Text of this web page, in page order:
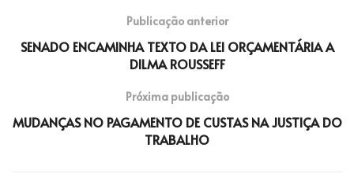
Publicação anterior
SENADO ENCAMINHA TEXTO DA LEI ORÇAMENTÁRIA A
DILMA ROUSSEFF
Próxima publicação
MUDANÇAS NO PAGAMENTO DE CUSTAS NA JUSTIÇA DO
TRABALHO